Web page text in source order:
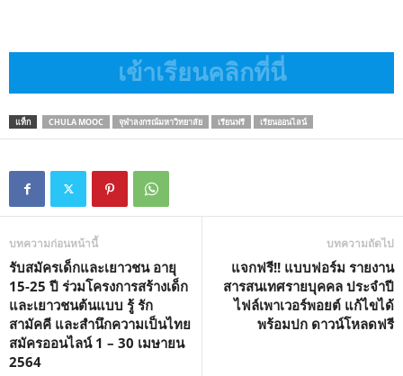
เข้าเรียนคลิกที่นี่
แท็ก CHULA MOOC จุฬาลงกรณ์มหาวิทยาลัย เรียนฟรี เรียนออนไลน์
บทความก่อนหน้านี้
รับสมัครเด็กและเยาวชน อายุ
15-25 ปี ร่วมโครงการสร้างเด็ก
และเยาวชนต้นแบบ รู้ รัก
สามัคคี และสำนึกความเป็นไทย
สมัครออนไลน์ 1 – 30 เมษายน
2564
บทความถัดไป
แจกฟรี!! แบบฟอร์ม รายงาน
สารสนเทศรายบุคคล ประจำปี
ไฟล์เพาเวอร์พอยต์ แก้ไขได้
พร้อมปก ดาวน์โหลดฟรี